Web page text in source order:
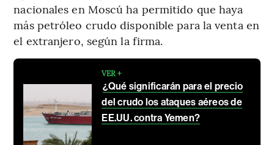
nacionales en Moscú ha permitido que haya
más petróleo crudo disponible para la venta en
el extranjero, según la firma.
VER +
¿Qué significarán para el precio
del crudo los ataques aéreos de
EE.UU. contra Yemen?